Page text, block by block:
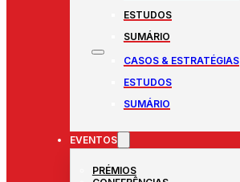
ESTUDOS
SUMÁRIO
CASOS & ESTRATÉGIAS
ESTUDOS
SUMÁRIO
EVENTOS
PRÉMIOS